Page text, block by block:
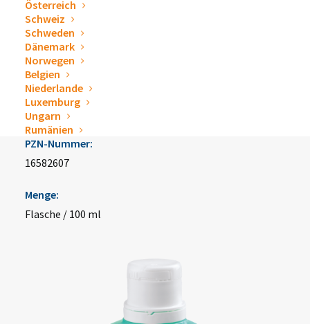
Österreich
Schweiz
Schweden
Dänemark
Norwegen
Belgien
Niederlande
Luxemburg
Ungarn
Rumänien
Artikelnummer:
70001092
Hersteller:
Schülke & Mayr GmbH
PZN-Nummer:
16582607
Menge:
Flasche / 100 ml